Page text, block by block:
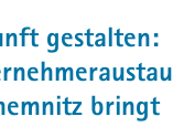
gestalten:
bringt